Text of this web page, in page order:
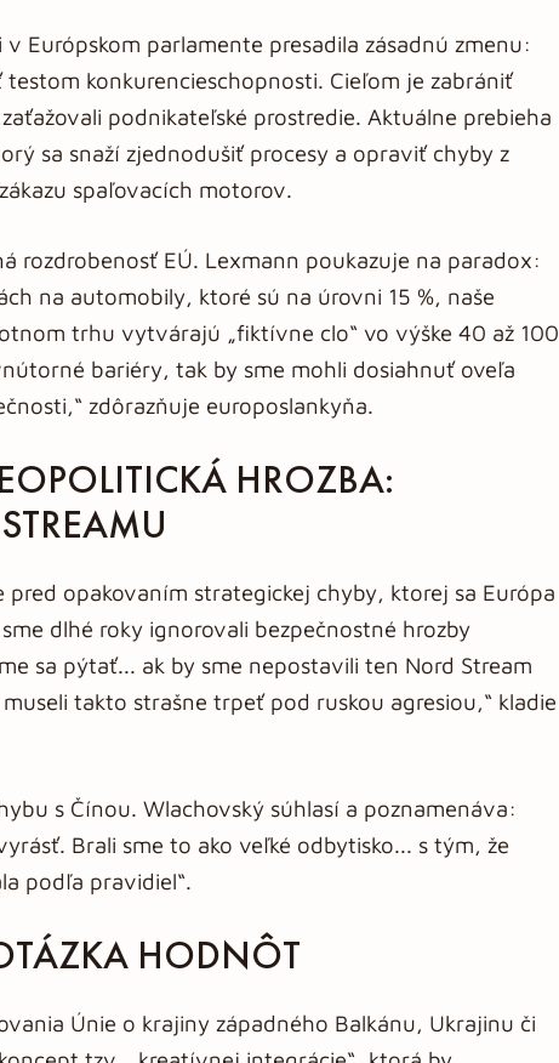
Európskom parlamente presadila zásadnú zmenu:
konkurencieschopnosti. Cieľom je zabrániť
podnikateľské prostredie. Aktuálne prebieha
sa snaží zjednodušiť procesy a opraviť chyby z
spaľovacích motorov.
rozdrobenosť EÚ. Lexmann poukazuje na paradox:
na automobily, ktoré sú na úrovni 15 %, naše
trhu vytvárajú „fiktívne clo“ vo výške 40 až 100
bariéry, tak by sme mohli dosiahnuť oveľa
zdôrazňuje europoslankyňa.
HROZBA:
opakovaním strategickej chyby, ktorej sa Európa
dlhé roky ignorovali bezpečnostné hrozby
sa pýtať... ak by sme nepostavili ten Nord Stream
takto strašne trpeť pod ruskou agresiou,“ kladie
s Čínou. Wlachovský súhlasí a poznamenáva:
Brali sme to ako veľké odbytisko... s tým, že
podľa pravidiel“.
HODNÔT
Únie o krajiny západného Balkánu, Ukrajinu či